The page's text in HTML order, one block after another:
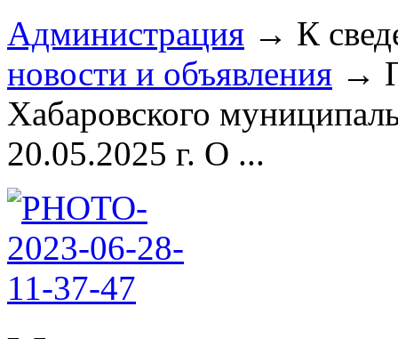
Администрация → К
новости и объявления →
Хабаровского
20.05.2025 г. О ...